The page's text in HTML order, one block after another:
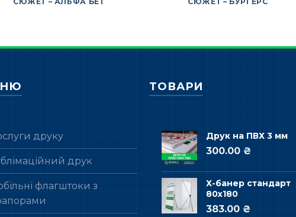
друку
друк
флагштоки з
ТОВАРИ
Друк на ПВХ 3 мм
300.00 ₴
Х-банер стандарт
80х180
383.00 ₴